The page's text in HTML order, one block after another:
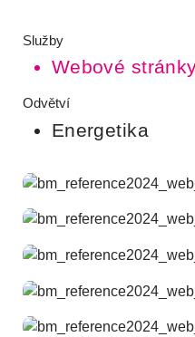
Služby
Webové
Odvětví
Energetika